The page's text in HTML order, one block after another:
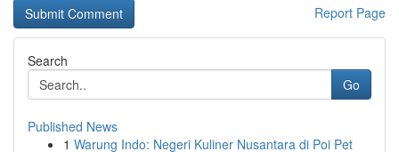
Report Page
Search
Go
Published News
1 Warung Indo: Negeri Kuliner Nusantara di Poi Pet